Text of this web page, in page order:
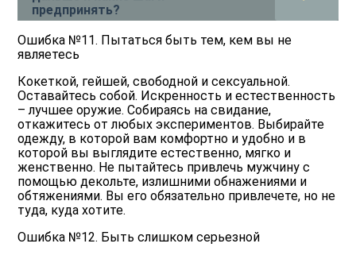
предпринять?
Ошибка №11. Пытаться быть тем, кем вы не
являетесь
Кокеткой, гейшей, свободной и сексуальной.
Оставайтесь собой. Искренность и естественность
– лучшее оружие. Собираясь на свидание,
откажитесь от любых экспериментов. Выбирайте
одежду, в которой вам комфортно и удобно и в
которой вы выглядите естественно, мягко и
женственно. Не пытайтесь привлечь мужчину с
помощью декольте, излишними обнажениями и
обтяжениями. Вы его обязательно привлечете, но не
туда, куда хотите.
Ошибка №12. Быть слишком серьезной